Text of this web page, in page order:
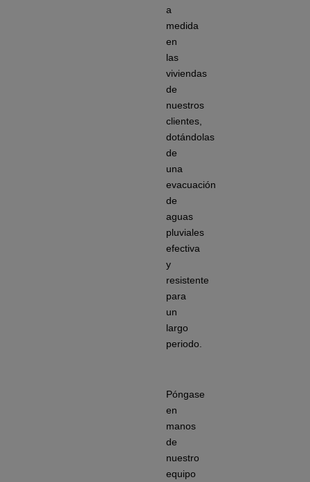
a
medida
en
las
viviendas
de
nuestros
clientes,
dotándolas
de
una
evacuación
de
aguas
pluviales
efectiva
y
resistente
para
un
largo
periodo.
Póngase
en
manos
de
nuestro
equipo